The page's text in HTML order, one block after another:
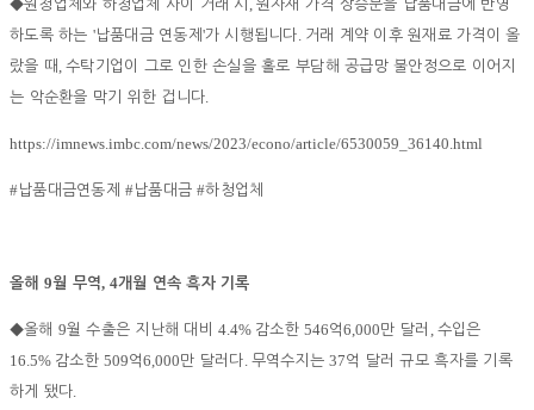
◆원청업체와 하청업체 사이 거래 시 , 원자재 가격 상승분을 납품대금에 반영
하도록 하는 '납품대금 연동제 '가 시행됩니다. 거래 계약 이후 원재료 가격이 올
랐을 때 ,수탁기업이 그로 인한 손실을 홀로 부담해 공급망 불안정으로 이어지
는 악순환을 막기 위한 겁니다.
https://imnews.imbc.com/news/2023/econo/article/6530059_36140.html
#납품대금연동제#납품대금#하청업체
올해 9월 무역, 4개월 연속 흑자 기록
◆올해 9월 수출은 지난해 대비4.4% 감소한546억6,000만 달러 , 수입은
16.5% 감소한509억6,000만 달러다. 무역수지는37억 달러 규모 흑자를 기록
하게 됐다.